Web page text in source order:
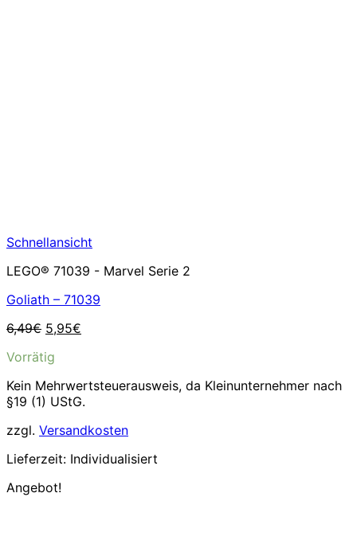
Schnellansicht
LEGO® 71039 - Marvel Serie 2
Goliath – 71039
6,49€ Ursprünglicher
war:
5,95€
Vorrätig
Kein Mehrwertsteuerausweis, da Kleinunternehmer nach
§19 (1) UStG.
zzgl. Versandkosten
Lieferzeit: Individualisiert
Angebot!